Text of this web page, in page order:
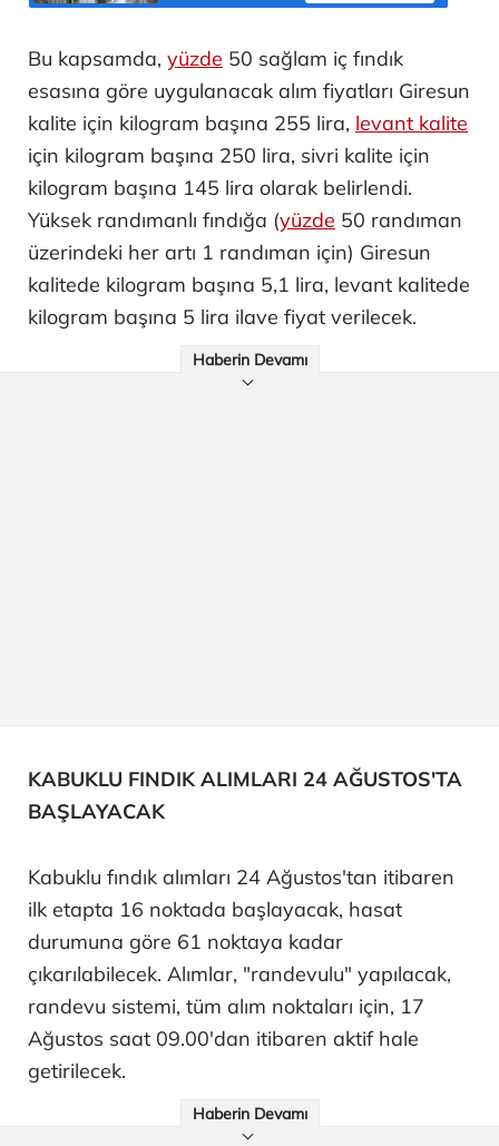
Bu kapsamda, yüzde 50 sağlam iç fındık
esasına göre uygulanacak alım fiyatları Giresun
kalite için kilogram başına 255 lira, levant kalite
için kilogram başına 250 lira, sivri kalite için
kilogram başına 145 lira olarak belirlendi.
Yüksek randımanlı fındığa (yüzde 50 randıman
üzerindeki her artı 1 randıman için) Giresun
kalitede kilogram başına 5,1 lira, levant kalitede
kilogram başına 5 lira ilave fiyat verilecek.
Haberin Devamı
KABUKLU FINDIK ALIMLARI 24 AĞUSTOS'TA
BAŞLAYACAK
Kabuklu fındık alımları 24 Ağustos'tan itibaren
ilk etapta 16 noktada başlayacak, hasat
durumuna göre 61 noktaya kadar
çıkarılabilecek. Alımlar, "randevulu" yapılacak,
randevu sistemi, tüm alım noktaları için, 17
Ağustos saat 09.00'dan itibaren aktif hale
getirilecek.
Haberin Devamı